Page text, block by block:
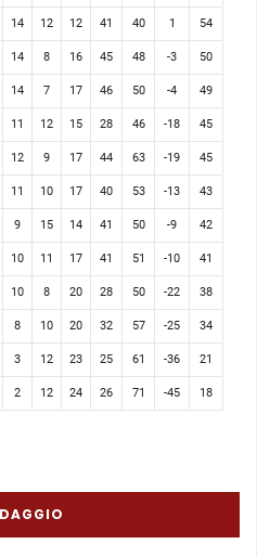
14 12 12 41 40 1 54
14 8 16 45 48 -3 50
14 7 17 46 50 -4 49
11 12 15 28 46 -18 45
12 9 17 44 63 -19 45
11 10 17 40 53 -13 43
9 15 14 41 50 -9 42
10 11 17 41 51 -10 41
10 8 20 28 50 -22 38
8 10 20 32 57 -25 34
3 12 23 25 61 -36 21
2 12 24 26 71 -45 18